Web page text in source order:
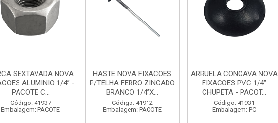
SEXTAVADA NOVA
ALUMINIO 1/4” -
PACOTE C...
Código: 41937
Embalagem: PACOTE
HASTE NOVA FIXACOES
P/TELHA FERRO ZINCADO
BRANCO 1/4”X...
Código: 41912
Embalagem: PACOTE
ARRUELA CONCAVA NOVA
FIXACOES PVC 1/4”
CHUPETA - PACOT...
Código: 41931
Embalagem: PC